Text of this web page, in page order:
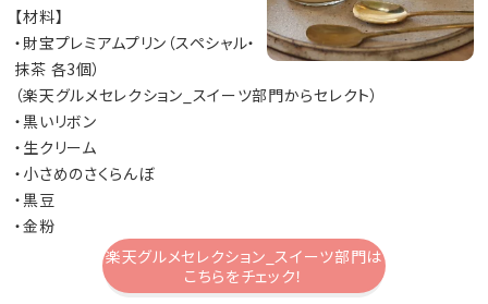
【材料】
・財宝プレミアムプリン（スペシャル・
抹茶 各3個）
（楽天グルメセレクション_スイーツ部門からセレクト）
・黒いリボン
・生クリーム
・小さめのさくらんぼ
・黒豆
・金粉
楽天グルメセレクション_スイーツ部門は
こちらをチェック！